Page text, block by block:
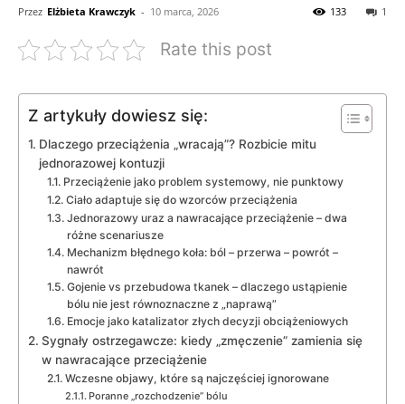
Przez Elżbieta Krawczyk - 10 marca, 2026 1
133
Rate this post
Z artykuły dowiesz się:
Dlaczego przeciążenia „wracają”? Rozbicie mitu
jednorazowej kontuzji
Przeciążenie jako problem systemowy, nie punktowy
Ciało adaptuje się do wzorców przeciążenia
Jednorazowy uraz a nawracające przeciążenie – dwa
różne scenariusze
Mechanizm błędnego koła: ból – przerwa – powrót –
nawrót
Gojenie vs przebudowa tkanek – dlaczego ustąpienie
bólu nie jest równoznaczne z „naprawą”
Emocje jako katalizator złych decyzji obciążeniowych
Sygnały ostrzegawcze: kiedy „zmęczenie” zamienia się
w nawracające przeciążenie
Wczesne objawy, które są najczęściej ignorowane
Poranne „rozchodzenie” bólu